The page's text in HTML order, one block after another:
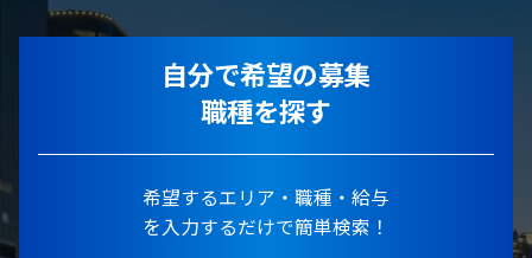
自分で希望の募集
職種を探す
希望するエリア・職種・給与
を入力するだけで簡単検索！